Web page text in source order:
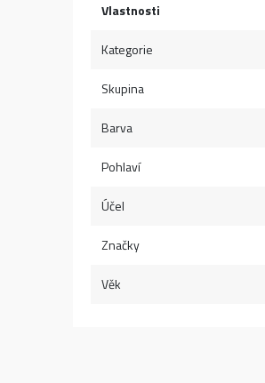
Vlastnosti
Kategorie
Skupina
Barva
Pohlaví
Účel
Značky
Věk